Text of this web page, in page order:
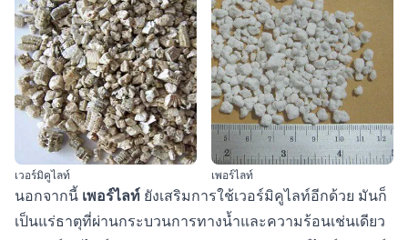
เวอร์มิคูไลท์ เพอร์ไลท์
นอกจากนี้ เพอร์ไลท์ ยังเสริมการใช้เวอร์มิคูไลท์อีกด้วย มันก็
เป็นแร่ธาตุที่ผ่านกระบวนการทางน้ำและความร้อนเช่นเดียว